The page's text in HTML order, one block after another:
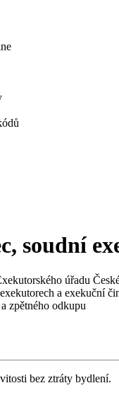
soudní
úřadu
a exekuční
bez ztráty bydlení.